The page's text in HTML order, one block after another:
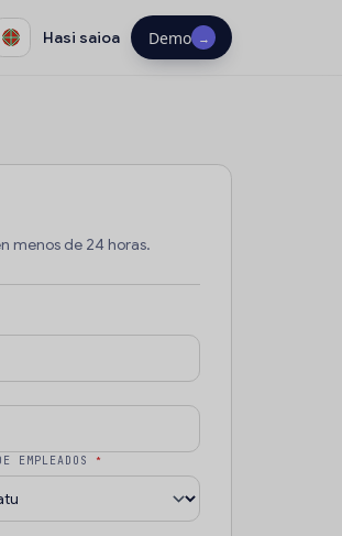
Hasi saioa Demo →
menos de 24 horas.
EMPLEADOS *